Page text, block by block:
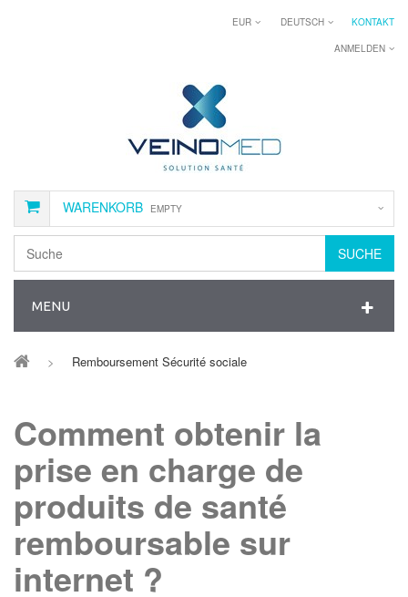
KONTAKT
DEUTSCH
EUR
ANMELDEN
WARENKORB EMPTY
SUCHE
MENU
> Remboursement Sécurité sociale
Comment obtenir la
prise en charge de
produits de santé
remboursable sur
internet ?